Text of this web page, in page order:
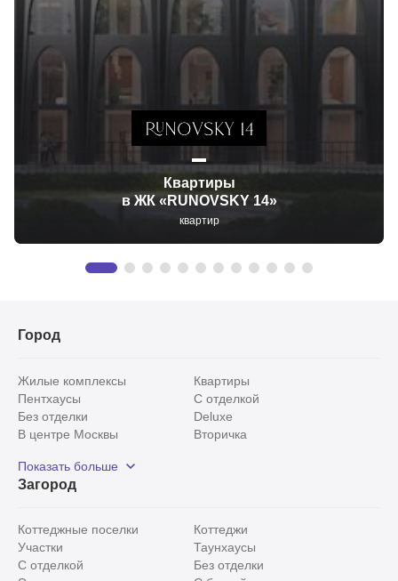
Квартиры
в ЖК «RUNOVSKY 14»
квартир
Город
Жилые комплексы
Квартиры
Пентхаусы
С отделкой
Без отделки
Deluxe
В центре Москвы
Вторичка
Рядом с парком
С панорамными окнами
Показать больше
Загород
Коттеджные поселки
Коттеджи
Участки
Таунхаусы
С отделкой
Без отделки